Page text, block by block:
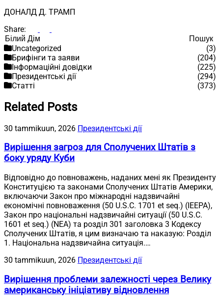
ДОНАЛД Д. ТРАМП
Share:
Пошук
Пошук
Uncategorized
(3)
Брифінги та заяви
(204)
Інформаційні довідки
(225)
Президентські дії
(294)
Статті
(373)
Related Posts
30 tammikuun, 2026 Президентські дії
Вирішення загроз для Сполучених Штатів з
боку уряду Куби
Відповідно до повноважень, наданих мені як Президенту
Конституцією та законами Сполучених Штатів Америки,
включаючи Закон про міжнародні надзвичайні
економічні повноваження (50 U.S.C. 1701 et seq.) (IEEPA),
Закон про національні надзвичайні ситуації (50 U.S.C.
1601 et seq.) (NEA) та розділ 301 заголовка 3 Кодексу
Сполучених Штатів, я цим визначаю та наказую: Розділ
1. Національна надзвичайна ситуація.…
30 tammikuun, 2026 Президентські дії
Вирішення проблеми залежності через Велику
американську ініціативу відновлення